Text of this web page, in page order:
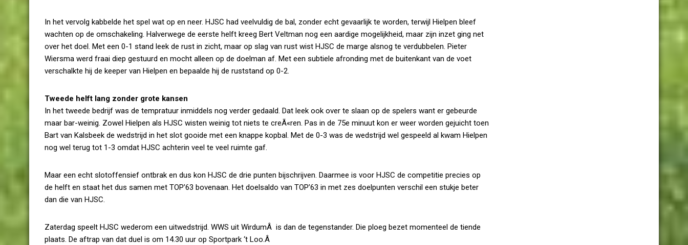
In het vervolg kabbelde het spel wat op en neer. HJSC had veelvuldig de bal, zonder echt gevaarlijk te worden, terwijl Hielpen bleef
wachten op de omschakeling. Halverwege de eerste helft kreeg Bert Veltman nog een aardige mogelijkheid, maar zijn inzet ging net
over het doel. Met een 0-1 stand leek de rust in zicht, maar op slag van rust wist HJSC de marge alsnog te verdubbelen. Pieter
Wiersma werd fraai diep gestuurd en mocht alleen op de doelman af. Met een subtiele afronding met de buitenkant van de voet
verschalkte hij de keeper van Hielpen en bepaalde hij de ruststand op 0-2.
Tweede helft lang zonder grote kansen
In het tweede bedrijf was de tempratuur inmiddels nog verder gedaald. Dat leek ook over te slaan op de spelers want er gebeurde
maar bar-weinig. Zowel Hielpen als HJSC wisten weinig tot niets te creÃ«ren. Pas in de 75e minuut kon er weer worden gejuicht toen
Bart van Kalsbeek de wedstrijd in het slot gooide met een knappe kopbal. Met de 0-3 was de wedstrijd wel gespeeld al kwam Hielpen
nog wel terug tot 1-3 omdat HJSC achterin veel te veel ruimte gaf.
Maar een echt slotoffensief ontbrak en dus kon HJSC de drie punten bijschrijven. Daarmee is voor HJSC de competitie precies op
de helft en staat het dus samen met TOP’63 bovenaan. Het doelsaldo van TOP’63 in met zes doelpunten verschil een stukje beter
dan die van HJSC.
Zaterdag speelt HJSC wederom een uitwedstrijd. WWS uit WirdumÂ is dan de tegenstander. Die ploeg bezet momenteel de tiende
plaats. De aftrap van dat duel is om 14.30 uur op Sportpark ‘t Loo.Â